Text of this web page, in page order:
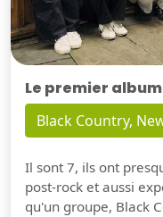
Le premier
Black Country,
Il sont 7, ils ont
post-rock et aussi
qu'un groupe, Black